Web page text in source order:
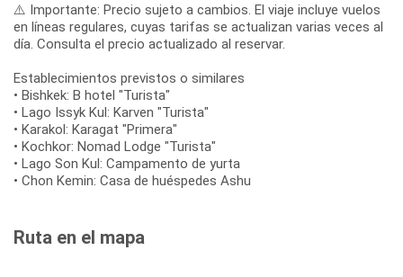
⚠️ Importante: Precio sujeto a cambios. El viaje incluye vuelos
en líneas regulares, cuyas tarifas se actualizan varias veces al
día. Consulta el precio actualizado al reservar.
Establecimientos previstos o similares
• Bishkek: B hotel "Turista"
• Lago Issyk Kul: Karven "Turista"
• Karakol: Karagat "Primera"
• Kochkor: Nomad Lodge "Turista"
• Lago Son Kul: Campamento de yurta
• Chon Kemin: Casa de huéspedes Ashu
Ruta en el mapa